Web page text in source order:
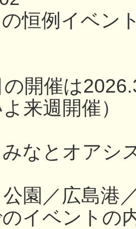
恒例イベン
開催は
来週開催）
なとオアシ
公園／広島港
イベントの